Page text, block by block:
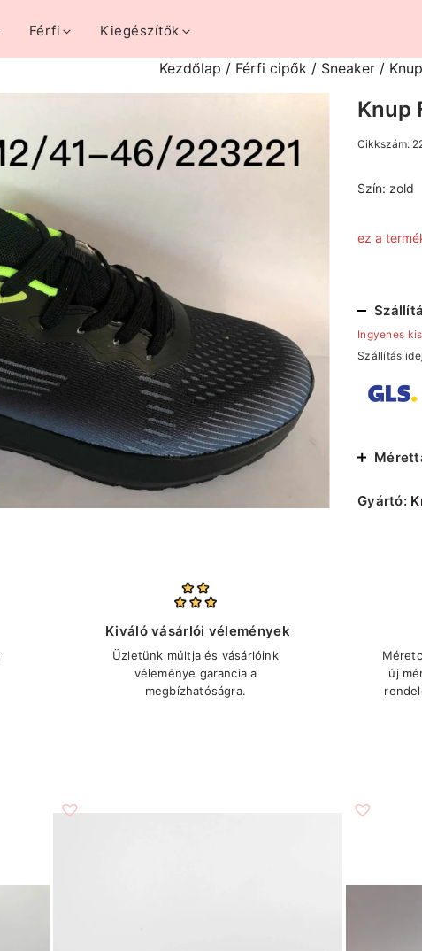
Férfi Kiegészítők
Kezdőlap / Férfi cipők/ Sneaker/
Knup
Cikkszám:
Szín: zold
ez a
Ingyenes
Szállítás
Gyártó:
Kiváló vásárlói vélemények
Üzletünk múltja és vásárlóink
véleménye garancia a
megbízhatóságra.
új